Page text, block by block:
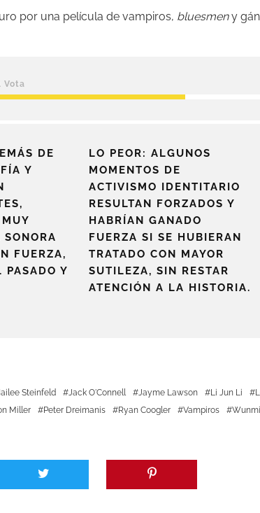
por una película de vampiros, bluesmeny
Vota
DE
Y
FUERZA,
PASADO Y
LO PEOR: ALGUNOS
MOMENTOS DE
ACTIVISMO IDENTITARIO
RESULTAN FORZADOS Y
HABRÍAN GANADO
FUERZA SI SE HUBIERAN
TRATADO CON MAYOR
SUTILEZA, SIN RESTAR
ATENCIÓN A LA HISTORIA.
Steinfeld Jack O'Connell Jayme Lawson Li Jun Li
Miller Peter Dreimanis Ryan Coogler Vampiros